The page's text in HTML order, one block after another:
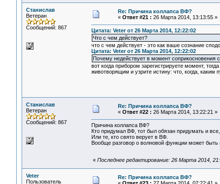
Станислав
Ветеран
Сообщений: 867
Re: Причина коллапса ВФ?
« Ответ #21 : 26 Марта 2014, 13:13:55 »
Цитата: Veter от 26 Марта 2014, 12:22:02
Что с чем действует?
что с чем действует - это как ваше сознание
Цитата: Veter от 26 Марта 2014, 12:22:02
Почему недействует в момент соприкосновения
вот когда прибором зарегистрируете момент,
животворящим и узрите истину: что, когда, каким
Станислав
Ветеран
Сообщений: 867
Re: Причина коллапса ВФ?
« Ответ #22 : 26 Марта 2014, 13:22:21 »
Причина коллапса ВФ?
Кто придумал ВФ, тот был обязан придумать и
Или те, кто свято верует в ВФ.
Вообще разговор о волновой функции может
« Последнее редактирование: 26 Марта 2014,
Veter
Пользователь
Re: Причина коллапса ВФ?